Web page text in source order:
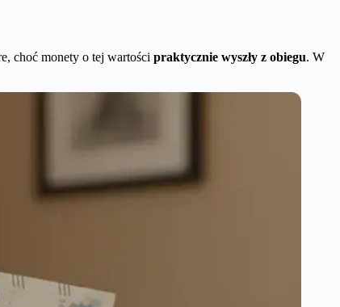
choć monety o tej wartości praktycznie wyszły z obiegu. W